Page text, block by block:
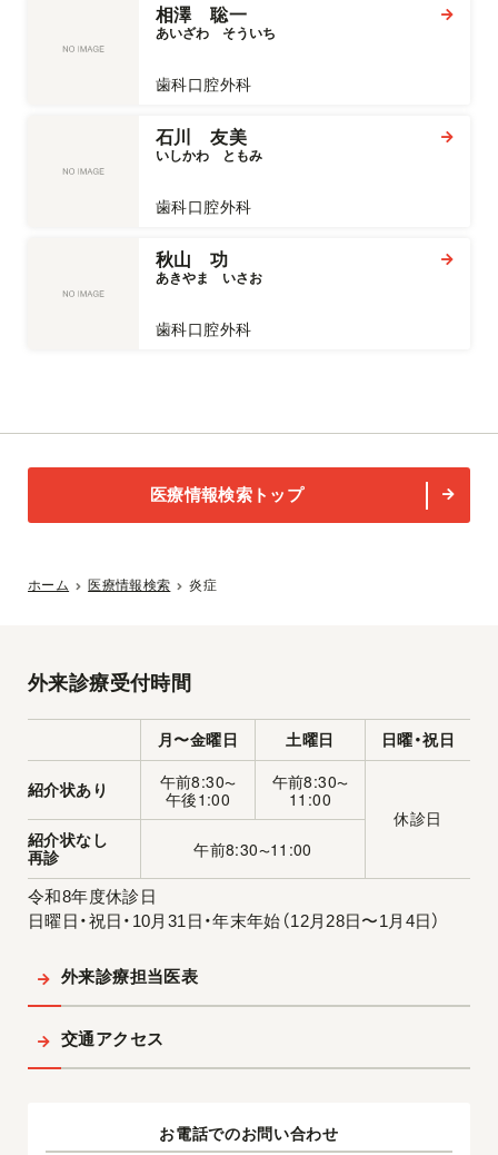
相澤 聡一
あいざわ　そういち
歯科口腔外科
石川 友美
いしかわ　ともみ
歯科口腔外科
秋山 功
あきやま　いさお
歯科口腔外科
医療情報検索トップ
ホーム 医療情報検索 炎症
外来診療受付時間
月〜金曜日 土曜日 日曜・祝日
紹介状あり 午前8:30〜
午後1:00
午前8:30〜
11:00
休診日
紹介状なし
再診
午前8:30〜11:00
令和8年度休診日
日曜日・祝日・10月31日・年末年始（12月28日〜1月4日）
外来診療担当医表
交通アクセス
お電話でのお問い合わせ